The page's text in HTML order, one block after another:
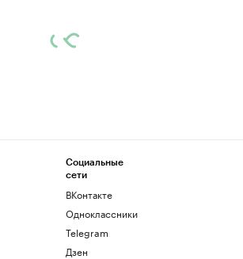
Социальные
сети
ВКонтакте
Одноклассники
Telegram
Дзен